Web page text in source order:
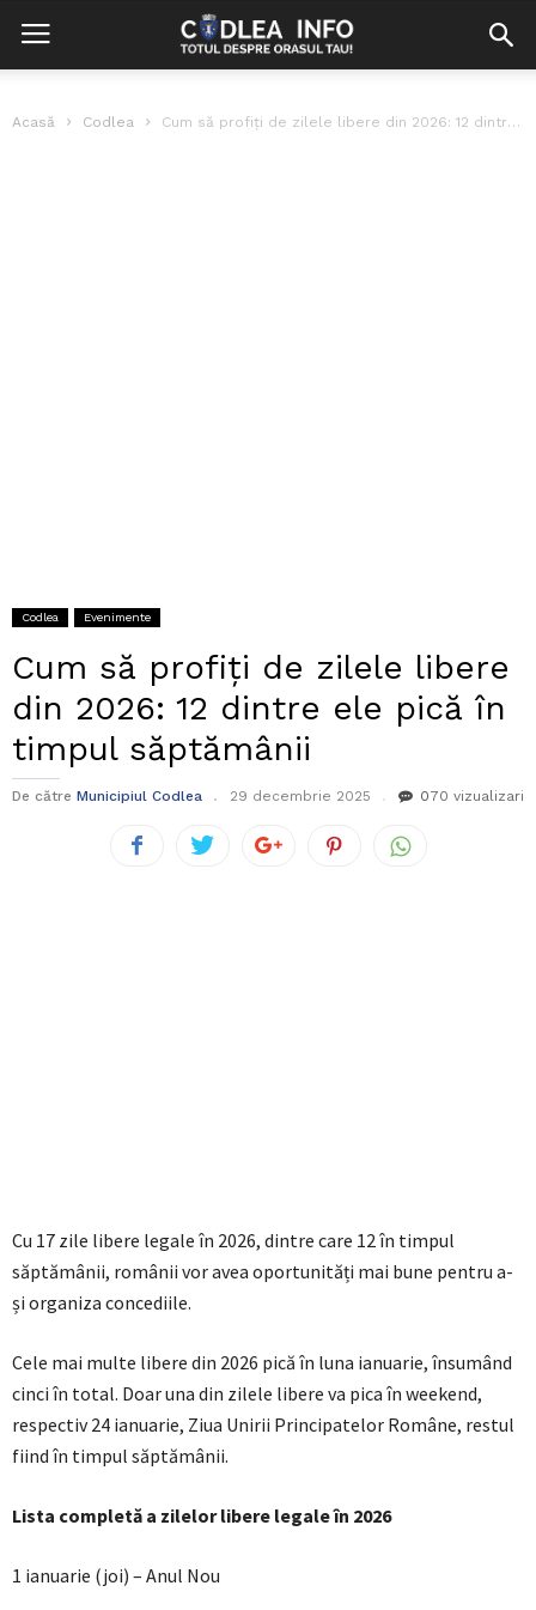
Acasă Codlea Cum să profiți de zilele libere din 2026: 12 dintre ele pică...
Codlea Evenimente
Cum să profiți de zilele libere
din 2026: 12 dintre ele pică în
timpul săptămânii
De către Municipiul Codlea 29 decembrie 2025 070 vizualizari
Cu 17 zile libere legale în 2026, dintre care 12 în timpul
săptămânii, românii vor avea oportunități mai bune pentru a-
și organiza concediile.
Cele mai multe libere din 2026 pică în luna ianuarie, însumând
cinci în total. Doar una din zilele libere va pica în weekend,
respectiv 24 ianuarie, Ziua Unirii Principatelor Române, restul
fiind în timpul săptămânii.
Lista completă a zilelor libere legale în 2026
1 ianuarie (joi) – Anul Nou